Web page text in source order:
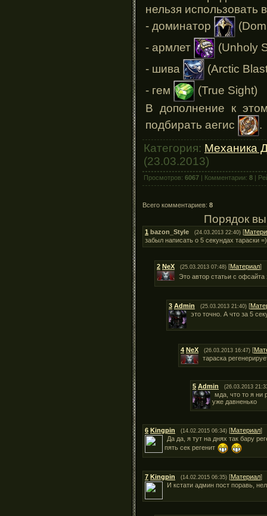
нельзя использовать
- доминатор
- армлет
(Unholy
- шива
(Arctic
- гем
(True Sight)
В дополнение к
подбирать аегис
.
Категория: Механика
(23.03.2013)
Просмотров: 6067 | Комментарии: 8 |
Всего комментариев: 8
Порядок
1 bazon_Style (24.03.2013 22:40) [
забыл написать о 5 секундах тараски =)
2 NeX (25.03.2013 07:48) [Материал]
Это автор статьи с
3 Admin (25.03.2013 21:40) [
это точно. А что за 5
4 NeX (26.03.2013 16:47) [
тараска
5 Admin (26.03.2013
мда, что то я ни
уже давненько
6 Kingpin (14.02.2015 06:34) [Материал]
Да да, я тут на днях так бару
пять сек регенит
7 Kingpin (14.02.2015 06:35) [Материал]
И кстати админ пост поравь,